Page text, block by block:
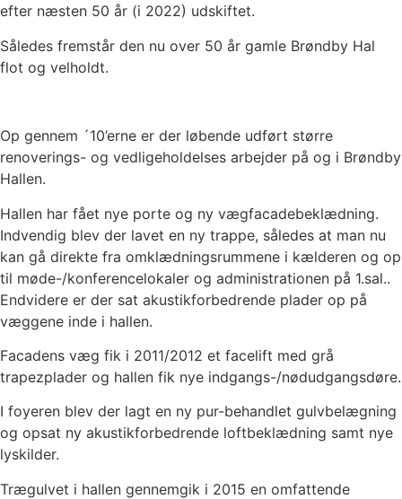
efter næsten 50 år (i 2022) udskiftet.
Således fremstår den nu over 50 år gamle Brøndby Hal
flot og velholdt.
Op gennem ´10’erne er der løbende udført større
renoverings- og vedligeholdelses arbejder på og i Brøndby
Hallen.
Hallen har fået nye porte og ny vægfacadebeklædning.
Indvendig blev der lavet en ny trappe, således at man nu
kan gå direkte fra omklædningsrummene i kælderen og op
til møde-/konferencelokaler og administrationen på 1.sal..
Endvidere er der sat akustikforbedrende plader op på
væggene inde i hallen.
Facadens væg fik i 2011/2012 et facelift med grå
trapezplader og hallen fik nye indgangs-/nødudgangsdøre.
I foyeren blev der lagt en ny pur-behandlet gulvbelægning
og opsat ny akustikforbedrende loftbeklædning samt nye
lyskilder.
Trægulvet i hallen gennemgik i 2015 en omfattende